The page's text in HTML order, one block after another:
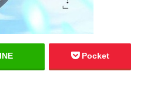
Pocket